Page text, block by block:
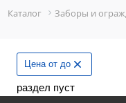
Каталог Заборы и
Цена от до
раздел пуст